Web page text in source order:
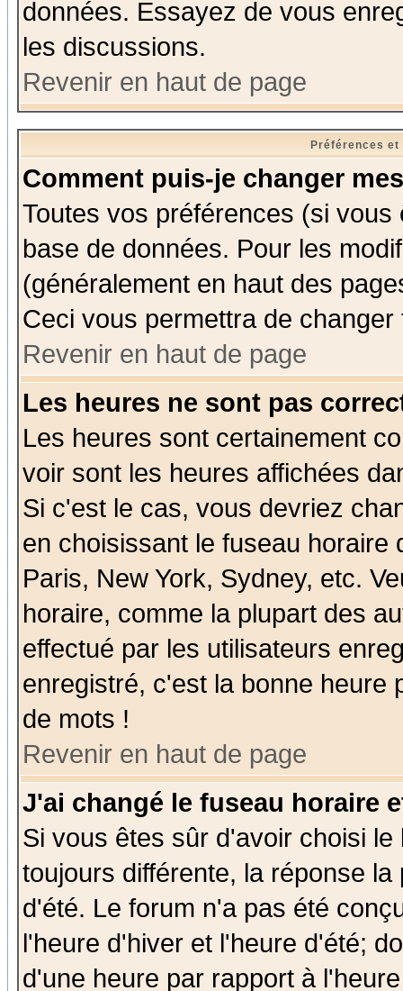
données. Essayez de vous
les discussions.
Revenir en haut de page
Préférences
Comment puis-je changer
Toutes vos préférences (si
base de données. Pour les
(généralement en haut des
Ceci vous permettra de
Revenir en haut de page
Les heures ne sont pas
Les heures sont certainement
voir sont les heures affichées
Si c'est le cas, vous devriez
en choisissant le fuseau
Paris, New York, Sydney, etc.
horaire, comme la plupart des
effectué par les utilisateurs
enregistré, c'est la bonne heure
de mots !
Revenir en haut de page
J'ai changé le fuseau horaire
Si vous êtes sûr d'avoir choisi
toujours différente, la réponse
d'été. Le forum n'a pas été
l'heure d'hiver et l'heure d'été;
d'une heure par rapport à